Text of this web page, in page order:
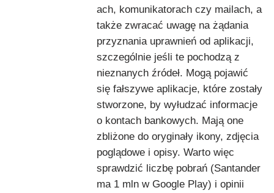
ach, komunikatorach czy mailach, a
także zwracać uwagę na żądania
przyznania uprawnień od aplikacji,
szczególnie jeśli te pochodzą z
nieznanych źródeł. Mogą pojawić
się fałszywe aplikacje, które zostały
stworzone, by wyłudzać informacje
o kontach bankowych. Mają one
zbliżone do oryginały ikony, zdjęcia
poglądowe i opisy. Warto więc
sprawdzić liczbę pobrań (Santander
ma 1 mln w Google Play) i opinii